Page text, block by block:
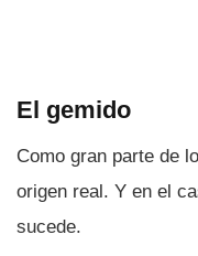
El gemido
Como gran parte de
origen real. Y en el
sucede.